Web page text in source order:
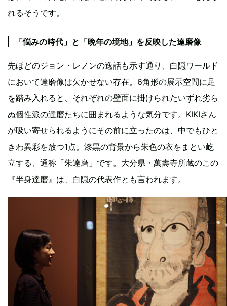
れるそうです。
「悩みの時代」と「晩年の境地」を反映した達磨像
先ほどのジョン・レノンの逸話も示す通り、白隠ワールド
において達磨像は欠かせない存在。6角形の展示空間に足
を踏み入れると、それぞれの壁面に掛けられたいずれ劣ら
ぬ個性派の達磨たちに囲まれるような気分です。KIKIさん
が吸い寄せられるようにその前に立ったのは、中でもひと
きわ異彩を放つ1点。漆黒の背景から朱色の衣をまとい屹
立する、通称「朱達磨」です。大分県・萬壽寺所蔵のこの
『半身達磨』は、白隠の代表作とも言われます。